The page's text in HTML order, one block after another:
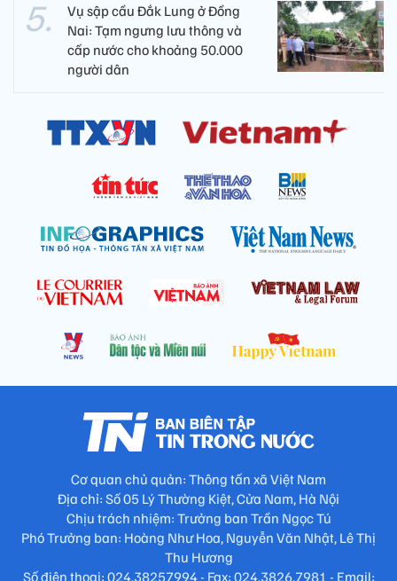
Vụ sập cầu Đắk Lung ở Đồng
Nai: Tạm ngưng lưu thông và
cấp nước cho khoảng 50.000
người dân
Cơ quan chủ quản: Thông tấn xã Việt Nam
Địa chỉ: Số 05 Lý Thường Kiệt, Cửa Nam, Hà Nội
Chịu trách nhiệm: Trưởng ban Trần Ngọc Tú
Phó Trưởng ban: Hoàng Như Hoa, Nguyễn Văn Nhật, Lê Thị
Thu Hương
Số điện thoại: 024.38257994 - Fax: 024.3826.7981 - Email: